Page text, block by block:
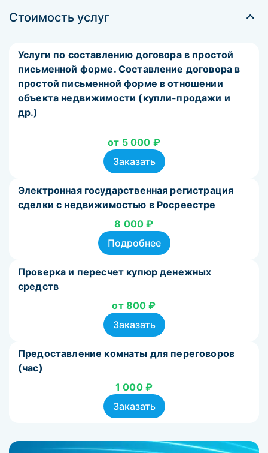
Стоимость услуг
Услуги по составлению договора в простой
письменной форме. Составление договора в
простой письменной форме в отношении
объекта недвижимости (купли-продажи и
др.)
от 5 000 ₽
Заказать
Электронная государственная регистрация
сделки с недвижимостью в Росреестре
8 000 ₽
Подробнее
Проверка и пересчет купюр денежных
средств
от 800 ₽
Заказать
Предоставление комнаты для переговоров
(час)
1 000 ₽
Заказать